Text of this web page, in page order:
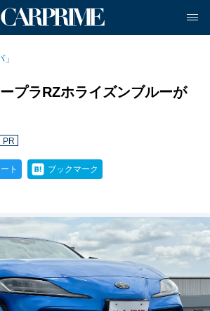
プラRZホライズンブルーが
PR
ト ブックマーク